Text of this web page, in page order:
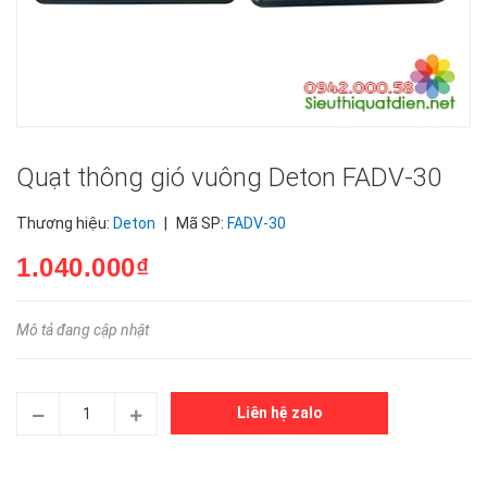
Quạt thông gió vuông Deton FADV-30
Thương hiệu: Deton Mã SP: FADV-30
1.040.000₫
Mô tả đang cập nhật
Liên hệ zalo